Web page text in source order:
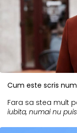
Cum este scris
Fara sa stea mult
iubita, numai nu